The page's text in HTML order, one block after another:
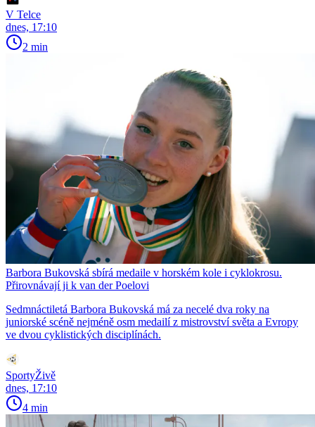
V Telce
dnes, 17:10
2 min
Barbora Bukovská sbírá medaile v horském kole i cyklokrosu.
Přirovnávají ji k van der Poelovi
Sedmnáctiletá Barbora Bukovská má za necelé dva roky na
juniorské scéně nejméně osm medailí z mistrovství světa a Evropy
ve dvou cyklistických disciplínách.
SportyŽivě
dnes, 17:10
4 min